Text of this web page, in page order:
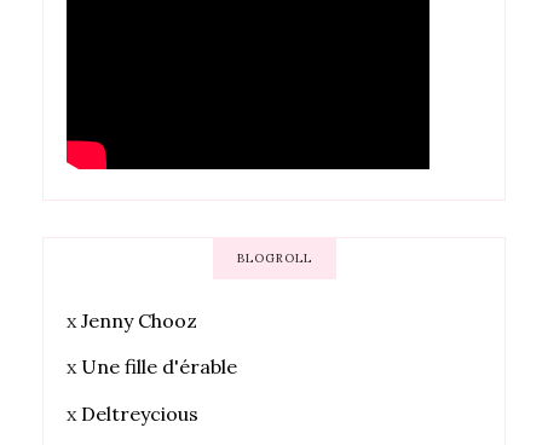
BLOGROLL
xJenny Chooz
x Une fille d'érable
x Deltreycious